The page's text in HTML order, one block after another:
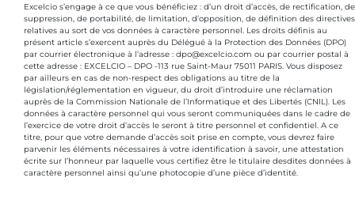
Excelcio s’engage à ce que vous bénéficiez : d’un droit d’accès, de rectification, de
suppression, de portabilité, de limitation, d’opposition, de définition des directives
relatives au sort de vos données à caractère personnel. Les droits définis au
présent article s’exercent auprès du Délégué à la Protection des Données (DPO)
par courrier électronique à l’adresse : dpo@excelcio.com ou par courrier postal à
cette adresse : EXCELCIO – DPO -113 rue Saint-Maur 75011 PARIS. Vous disposez
par ailleurs en cas de non-respect des obligations au titre de la
législation/réglementation en vigueur, du droit d’introduire une réclamation
auprès de la Commission Nationale de l’Informatique et des Libertés (CNIL). Les
données à caractère personnel qui vous seront communiquées dans le cadre de
l’exercice de votre droit d’accès le seront à titre personnel et confidentiel. A ce
titre, pour que votre demande d’accès soit prise en compte, vous devrez faire
parvenir les éléments nécessaires à votre identification à savoir, une attestation
écrite sur l’honneur par laquelle vous certifiez être le titulaire desdites données à
caractère personnel ainsi qu’une photocopie d’une pièce d’identité.